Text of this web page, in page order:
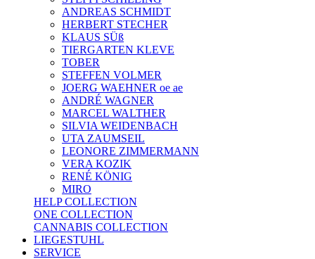
ANDREAS SCHMIDT
HERBERT STECHER
KLAUS SÜß
TIERGARTEN KLEVE
TOBER
STEFFEN VOLMER
JOERG WAEHNER oe ae
ANDRÉ WAGNER
MARCEL WALTHER
SILVIA WEIDENBACH
UTA ZAUMSEIL
LEONORE ZIMMERMANN
VERA KOZIK
RENÉ KÖNIG
MIRO
HELP COLLECTION
ONE COLLECTION
CANNABIS COLLECTION
LIEGESTUHL
SERVICE